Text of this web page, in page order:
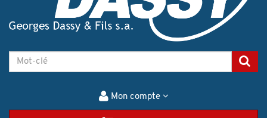
Mon compte